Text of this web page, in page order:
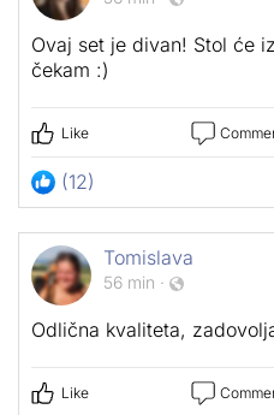
Ovaj set je divan! Stol će
čekam :)
Like
(12)
Tomislava
56 min ·
Odlična kvaliteta,
Like